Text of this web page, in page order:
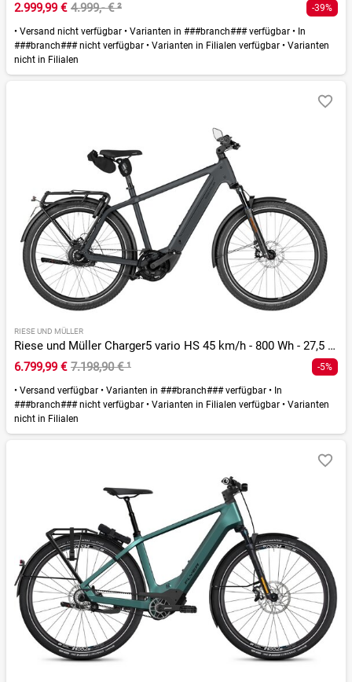
2.999,99 € 4.999,- €² -39%
• Versand nicht verfügbar • Varianten in ###branch### verfügbar • In
###branch### nicht verfügbar • Varianten in Filialen verfügbar • Varianten
nicht in Filialen
RIESE UND MÜLLER
Riese und Müller Charger5 vario HS 45 km/h - 800 Wh - 27,5 Zoll - Diamant - 2026
6.799,99 € 7.198,90 €¹ -5%
• Versand verfügbar • Varianten in ###branch### verfügbar • In
###branch### nicht verfügbar • Varianten in Filialen verfügbar • Varianten
nicht in Filialen